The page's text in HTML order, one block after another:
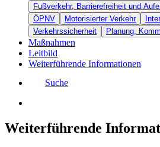
Fußverkehr, Barrierefreiheit und
ÖPNV
Motorisierter Verkehr
Verkehrssicherheit
Planung,
Maßnahmen
Leitbild
Weiterführende Informationen
Suche
Weiterführende